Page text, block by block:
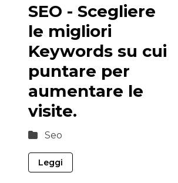
SEO - Scegliere
le migliori
Keywords su cui
puntare per
aumentare le
visite.
Seo
Leggi